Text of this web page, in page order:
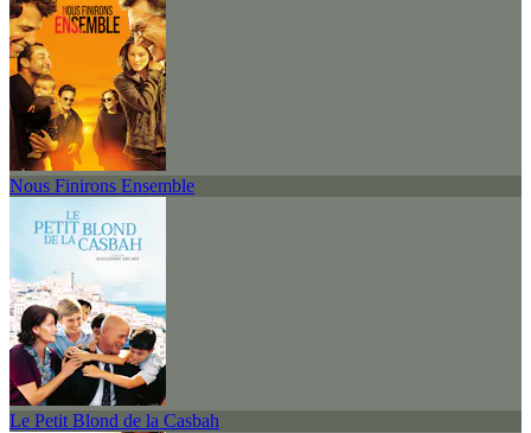
Nous Finirons Ensemble
Le Petit Blond de la Casbah